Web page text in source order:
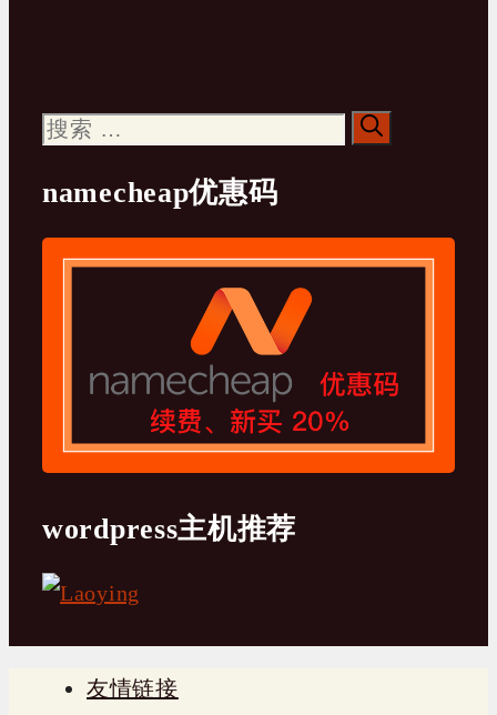
搜
namecheap优惠码
wordpress主机推荐
友情链接